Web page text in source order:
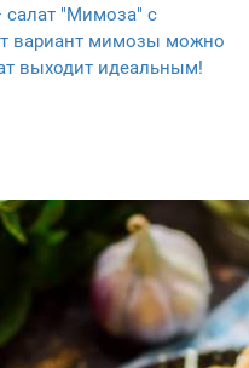
"Мимоза" с
вариант мимозы можно
выходит идеальным!